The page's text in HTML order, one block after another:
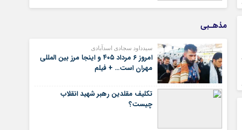
مذهـبی
سیدداود سجادی اسدآبادی
امروز ۶ مرداد ۴۰۵ و اینجا مرز بین المللی
مهران است… + فیلم
تکلیف مقلدین رهبر شهید انقلاب
چیست؟